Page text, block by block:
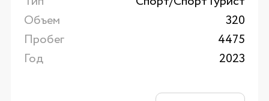
Объем
320
Пробег
4475
Год
2023